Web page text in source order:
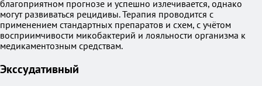
благоприятном прогнозе и успешно излечивается, однако
могут развиваться рецидивы. Терапия проводится с
применением стандартных препаратов и схем, с учётом
восприимчивости микобактерий и лояльности организма к
медикаментозным средствам.
Экссудативный